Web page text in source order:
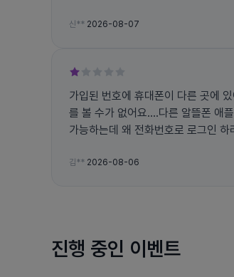
신** 2026-08-07
가입된 번호에 휴대폰이 다른 곳에
를 볼 수가 없어요....다른 알뜰폰 애
가능하는데 왜 전화번호로 로그인 하라고 하면 불편해
김** 2026-08-06
진행 중인 이벤트